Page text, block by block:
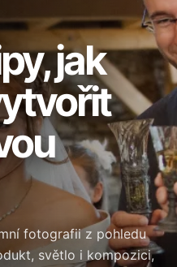
jak
fotografii z pohledu
světlo i kompozici,